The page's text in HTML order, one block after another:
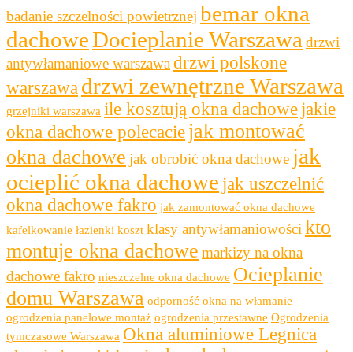
badanie szczelności powietrznej bemar okna
dachoweDocieplanie Warszawa drzwi
antywłamaniowe warszawadrzwi polskone
warszawa drzwi zewnętrzne Warszawa
grzejniki warszawa ile kosztują okna dachowe jakie
okna dachowe polecacie jak montować
okna dachowe jak obrobić okna dachowe jak
ocieplić okna dachowe jak uszczelnić
okna dachowe fakro jak zamontować okna dachowe
kafelkowanie łazienki koszt klasy antywłamaniowościkto
montuje okna dachowe markizy na okna
dachowe fakro nieszczelne okna dachowe Ocieplanie
domu Warszawa odporność okna na włamanie
ogrodzenia panelowe montaż ogrodzenia przestawne Ogrodzenia
tymczasowe Warszawa Okna aluminiowe Legnica